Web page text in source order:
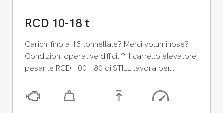
RCD 10-18 t
Carichi fino a 18 tonnellate? Merci voluminose?
Condizioni operative difficili? Il carrello elevatore
pesante RCD 100-180 di STILL lavora per…